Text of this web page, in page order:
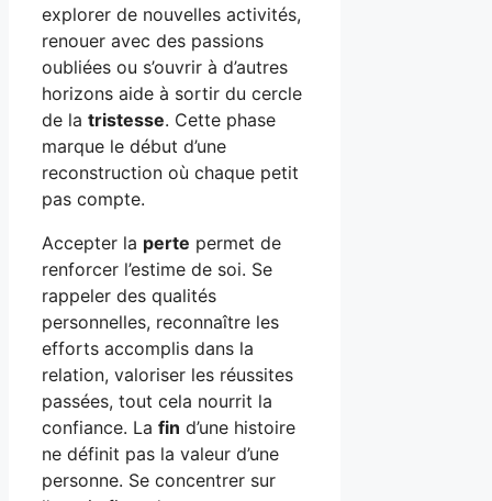
explorer de nouvelles activités,
renouer avec des passions
oubliées ou s’ouvrir à d’autres
horizons aide à sortir du cercle
de la tristesse. Cette phase
marque le début d’une
reconstruction où chaque petit
pas compte.
Accepter la perte permet de
renforcer l’estime de soi. Se
rappeler des qualités
personnelles, reconnaître les
efforts accomplis dans la
relation, valoriser les réussites
passées, tout cela nourrit la
confiance. La fin d’une histoire
ne définit pas la valeur d’une
personne. Se concentrer sur